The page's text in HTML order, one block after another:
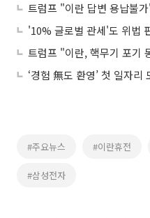
트럼프 "이란, 핵무기 포기
‘경험 無도 환영’ 첫 일자리
#주요뉴스 #이란휴전
#삼성전자